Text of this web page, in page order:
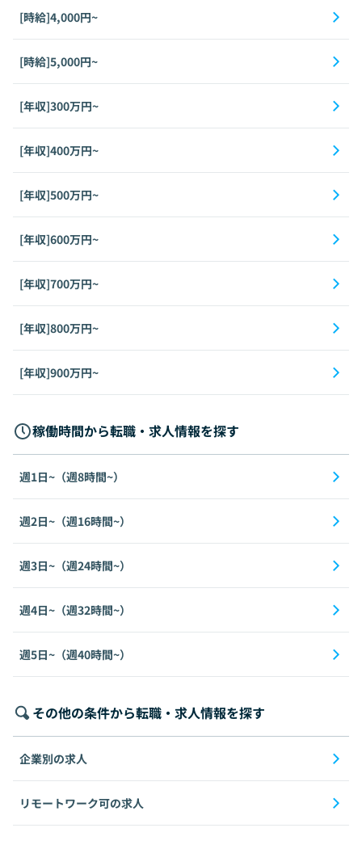
[時給]4,000円~
[時給]5,000円~
[年収]300万円~
[年収]400万円~
[年収]500万円~
[年収]600万円~
[年収]700万円~
[年収]800万円~
[年収]900万円~
稼働時間から転職・求人情報を探す
週1日~（週8時間~）
週2日~（週16時間~）
週3日~（週24時間~）
週4日~（週32時間~）
週5日~（週40時間~）
その他の条件から転職・求人情報を探す
企業別の求人
リモートワーク可の求人